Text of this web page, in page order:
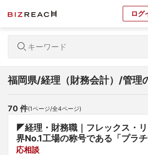
ログ
福岡県/経理（財務会計）/管理
70 件(1ページ/全4ページ)
◤経理・財務職｜フレックス・
界No.1工場の称号である「プラ
6回受賞◆UIJターン歓迎（各種補
応相談